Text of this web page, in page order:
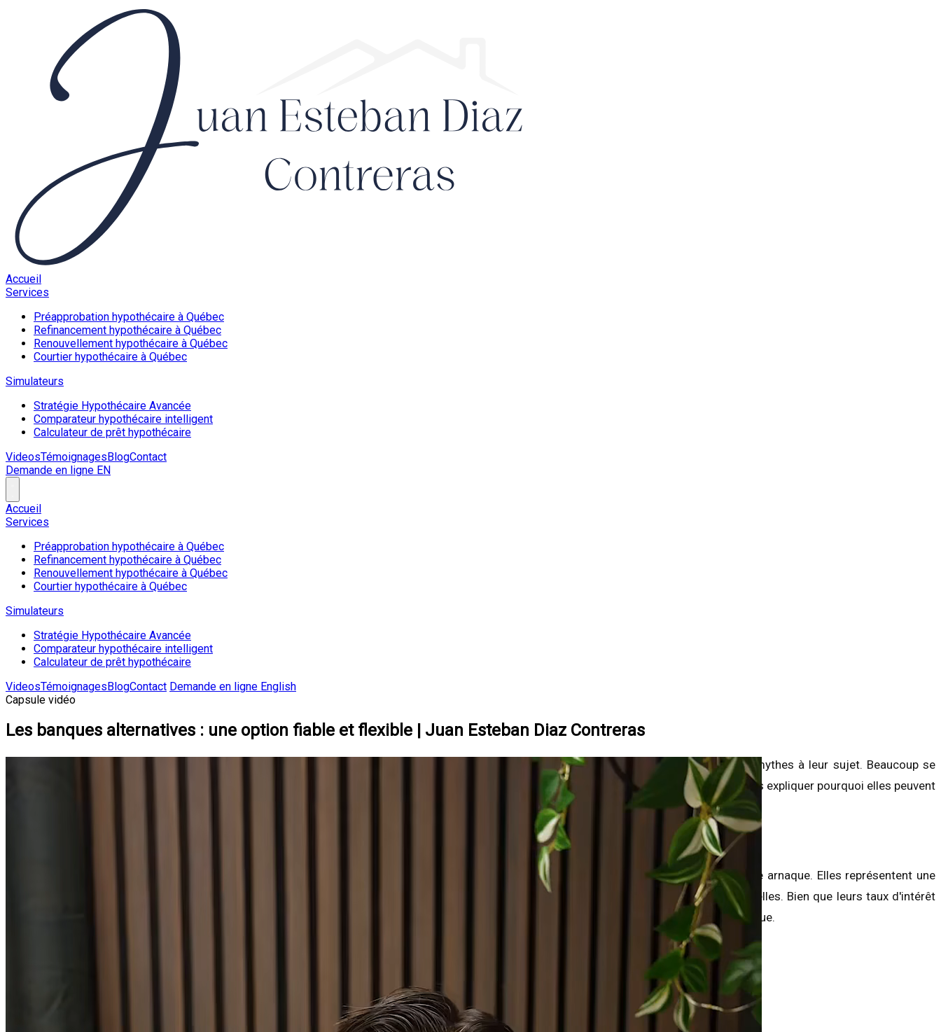
Accueil
Services
Préapprobation hypothécaire à Québec
Refinancement hypothécaire à Québec
Renouvellement hypothécaire à Québec
Courtier hypothécaire à Québec
Simulateurs
Stratégie Hypothécaire Avancée
Comparateur hypothécaire intelligent
Calculateur de prêt hypothécaire
VideosTémoignagesBlogContact
Demande en ligne EN
Accueil
Services
Préapprobation hypothécaire à Québec
Refinancement hypothécaire à Québec
Renouvellement hypothécaire à Québec
Courtier hypothécaire à Québec
Simulateurs
Stratégie Hypothécaire Avancée
Comparateur hypothécaire intelligent
Calculateur de prêt hypothécaire
VideosTémoignagesBlogContact Demande en ligne English
Capsule vidéo
Les banques alternatives : une option fiable et flexible | Juan Esteban Diaz Contreras
Dans cette vidéo, je vais aborder le sujet des banques alternatives et dissiper certains mythes à leur sujet. Beaucoup se
demandent si ces institutions sont fiables ou si elles représentent une arnaque. Je vais vous expliquer pourquoi elles peuvent
être une option intéressante pour certains emprunteurs.
Les banques alternatives : une option viable
Contrairement à ce que certains peuvent penser, les banques alternativesne sont pas une arnaque. Elles représentent une
pour ceux qui ne peuvent pas se qualifier auprès des banques traditionnelles. Bien que leurs taux d'intérêt
soient généralement un peu plus élevés, environ 1 % de plus, elles offrent une flexibilité accrue.